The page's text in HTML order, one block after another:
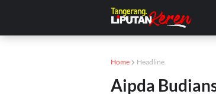
Home Headline
Aipda